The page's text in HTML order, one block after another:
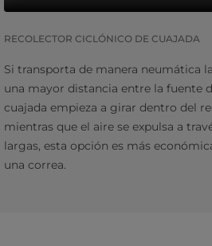
RECOLECTOR CICLÓNICO DE CUAJADA
Si transporta de manera neumática
una mayor distancia entre la fuente
cuajada empieza a girar dentro del
mientras que el aire se expulsa a
largas, esta opción es más
una correa.